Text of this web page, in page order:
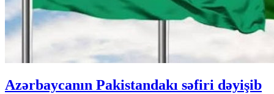
Azərbaycanın Pakistandakı səfiri dəyişib